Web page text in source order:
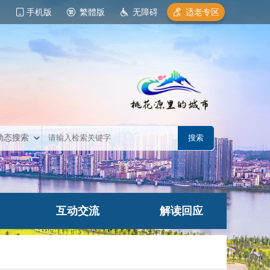
手机版 繁體版 无障碍 适老专区
互动交流 解读回应